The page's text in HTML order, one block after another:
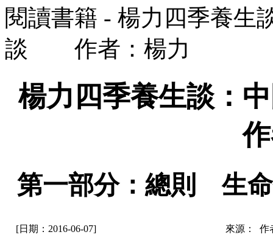
閱讀書籍 - 楊力四季養生
談 作者：楊力
楊力四季養生談：
作
第一部分：總則 生
[日期：2016-06-07] 來源： 作